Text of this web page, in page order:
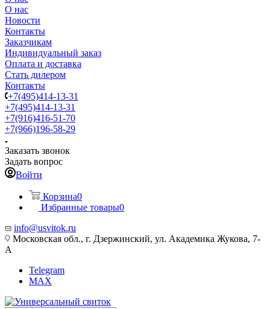
О нас
Новости
Контакты
Заказчикам
Индивидуальный заказ
Оплата и доставка
Стать дилером
Контакты
+7(495)414-13-31
+7(495)414-13-31
+7(916)416-51-70
+7(966)196-58-29
Заказать звонок
Задать вопрос
Войти
Корзина0
Избранные товары0
info@usvitok.ru
Московская обл., г. Дзержинский, ул. Академика Жукова, 7-
А
Telegram
MAX